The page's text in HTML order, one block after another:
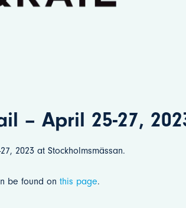
– April 25-27,
2023 at Stockholmsmässan.
be found on this page.